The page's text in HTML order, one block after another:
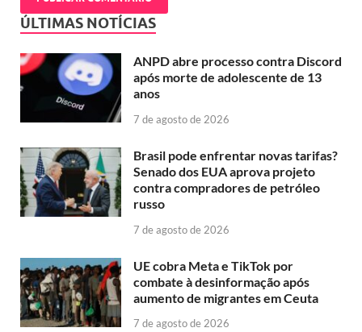
ÚLTIMAS NOTÍCIAS
ANPD abre processo contra Discord
após morte de adolescente de 13
anos
7 de agosto de 2026
Brasil pode enfrentar novas tarifas?
Senado dos EUA aprova projeto
contra compradores de petróleo
russo
7 de agosto de 2026
UE cobra Meta e TikTok por
combate à desinformação após
aumento de migrantes em Ceuta
7 de agosto de 2026